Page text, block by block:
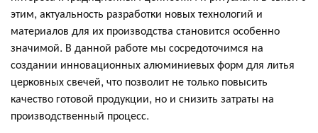
этим, актуальность разработки новых технологий и
материалов для их производства становится особенно
значимой. В данной работе мы сосредоточимся на
создании инновационных алюминиевых форм для литья
церковных свечей, что позволит не только повысить
качество готовой продукции, но и снизить затраты на
производственный процесс.